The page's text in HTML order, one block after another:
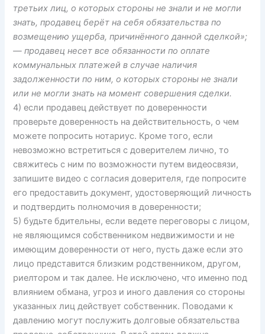
третьих лиц, о которых стороны не знали и не могли
знать, продавец берёт на себя обязательства по
возмещению ущерба, причинённого данной сделкой»;
— продавец несет все обязанности по оплате
коммунальных платежей в случае наличия
задолженности по ним, о которых стороны не знали
или не могли знать на момент совершения сделки.
4) если продавец действует по доверенности
проверьте доверенность на действительность, о чем
можете попросить нотариус. Кроме того, если
невозможно встретиться с доверителем лично, то
свяжитесь с ним по возможности путем видеосвязи,
запишите видео с согласия доверителя, где попросите
его предоставить документ, удостоверяющий личность
и подтвердить полномочия в доверенности;
5) будьте бдительны, если ведете переговоры с лицом,
не являющимся собственником недвижимости и не
имеющим доверенности от него, пусть даже если это
лицо представится близким родственником, другом,
риелтором и так далее. Не исключено, что именно под
влиянием обмана, угроз и иного давления со стороны
указанных лиц действует собственник. Поводами к
давлению могут послужить долговые обязательства